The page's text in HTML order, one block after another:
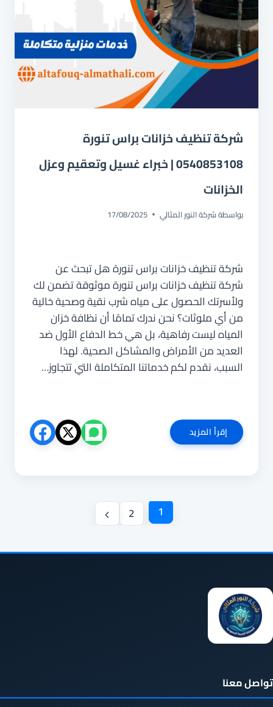
شركة تنظيف خزانات براس تنورة
0540853108 | خبراء غسيل وتعقيم وعزل
الخزانات
بواسطةشركة النور المثالي 17/08/2025
شركة تنظيف خزانات براس تنورة هل تبحث عن
شركة تنظيف خزانات براس تنورة موثوقة تضمن لك
ولأسرتك الحصول على مياه شرب نقية وصحية خالية
من أي ملوثات؟ نحن ندرك تمامًا أن نظافة خزان
المياه ليست رفاهية، بل هي خط الدفاع الأول ضد
العديد من الأمراض والمشاكل الصحية. لهذا
السبب، نقدم لكم خدماتنا المتكاملة التي تتجاوز…
إقرأ المزيدشركة
تنظيف
خبراء 1
2
الصفحة
التالية
تواصل معنا